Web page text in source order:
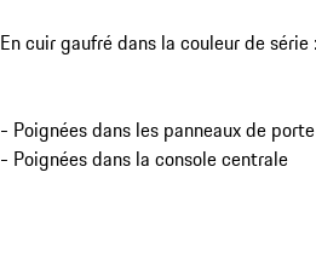
En cuir gaufré dans la couleur de série :
- Poignées dans les panneaux de
- Poignées dans la console centrale